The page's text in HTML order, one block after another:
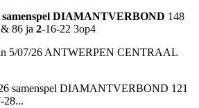
samenspel DIAMANTVERBOND 148
86 ja 2-16-22 3op4
5/07/26 ANTWERPEN CENTRAAL
samenspel DIAMANTVERBOND 121
-28...